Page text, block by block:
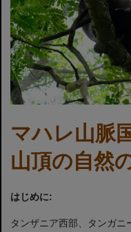
マハレ山脈
山頂の自然
はじめに:
タンザニア西部、タンガ